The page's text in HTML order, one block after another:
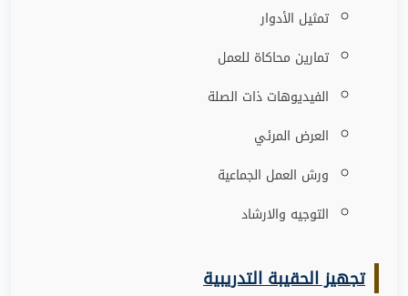
تمثيل الأدوار
تمارين محاكاة للعمل
الفيديوهات ذات الصلة
العرض المرئي
ورش العمل الجماعية
التوجيه والارشاد
تجهيز الحقيبة التدريبية